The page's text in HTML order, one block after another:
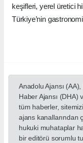
keşifleri, yerel üretici
Türkiye’nin
Anadolu Ajansı
Haber Ajansı (DHA)
tüm haberler,
ajans kanallarından
hukuki muhataplar
bir editörü sorumlu